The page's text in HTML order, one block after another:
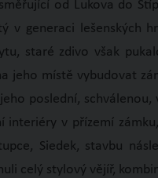
od Lukova do
v generaci lešenských
staré zdivo však
jeho místě vybudovat
poslední,
interiéry v přízemí
Siedek, stavbu
celý stylový vějíř,